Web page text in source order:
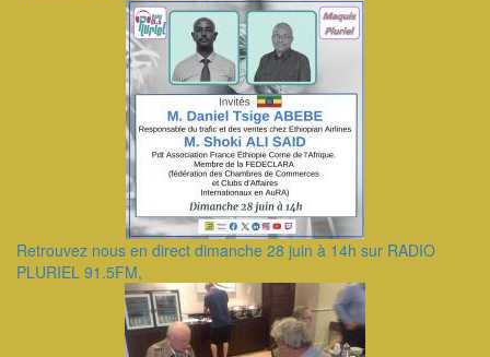
Retrouvez nous en direct dimanche 28 juin à 14h sur RADIO
PLURIEL 91.5FM,